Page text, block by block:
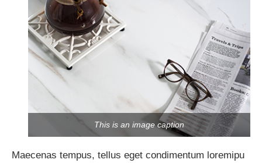
This is an image caption
Maecenas tempus, tellus eget condimentum loremipu